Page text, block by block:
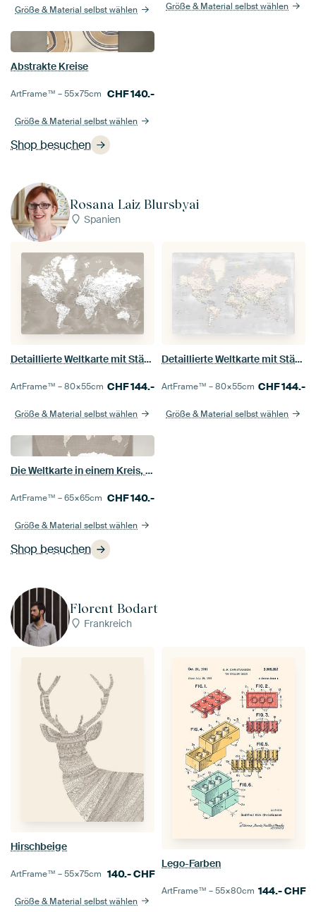
Shop besuchen
Größe & Material selbst wählen Größe & Material selbst wählen
Abstrakte Kreise
ArtFrame™ –55×75cm CHF140.-
Größe & Material selbst wählen
Rosana Laiz Blursbyai
Spanien
Shop besuchen
Detaillierte Weltkarte mit Städten, Orien
ArtFrame™ –80×55cm CHF144.-
Größe & Material selbst wählen
Detaillierte Weltkarte mit Städten, Maeli-Pastellfarben
ArtFrame™ –80×55cm CHF144.-
Größe & Material selbst wählen
Die Weltkarte in einem Kreis, gedämpftes Braun
ArtFrame™ –65×65cm CHF140.-
Größe & Material selbst wählen
Florent Bodart
Frankreich
Hirschbeige
ArtFrame™ –55×75cm 140.-CHF
Größe & Material selbst wählen
Lego-Farben
ArtFrame™ –55×80cm 144.-CHF